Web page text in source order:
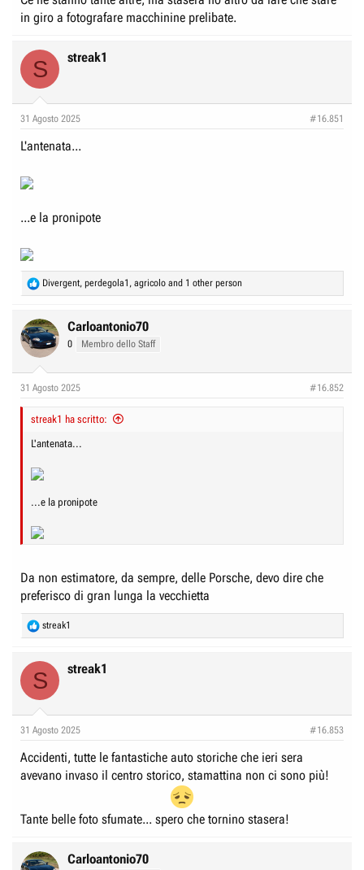
in giro a fotografare macchinine prelibate.
S streak1
31 Agosto 2025 #16.851
L'antenata...
...e la pronipote
R
e
c
t
i
s
Divergent, perdegola1 , agricolo and 1 other person
Carloantonio70
0 Membro dello Staff
31 Agosto 2025 #16.852
streak1 ha scritto:
L'antenata...
...e la pronipote
Da non estimatore, da sempre, delle Porsche, devo dire che
preferisco di gran lunga la vecchietta
R
e
t
s
streak1
S streak1
31 Agosto 2025 #16.853
Accidenti, tutte le fantastiche auto storiche che ieri sera
avevano invaso il centro storico, stamattina non ci sono più!
Tante belle foto sfumate... spero che tornino stasera!
Carloantonio70